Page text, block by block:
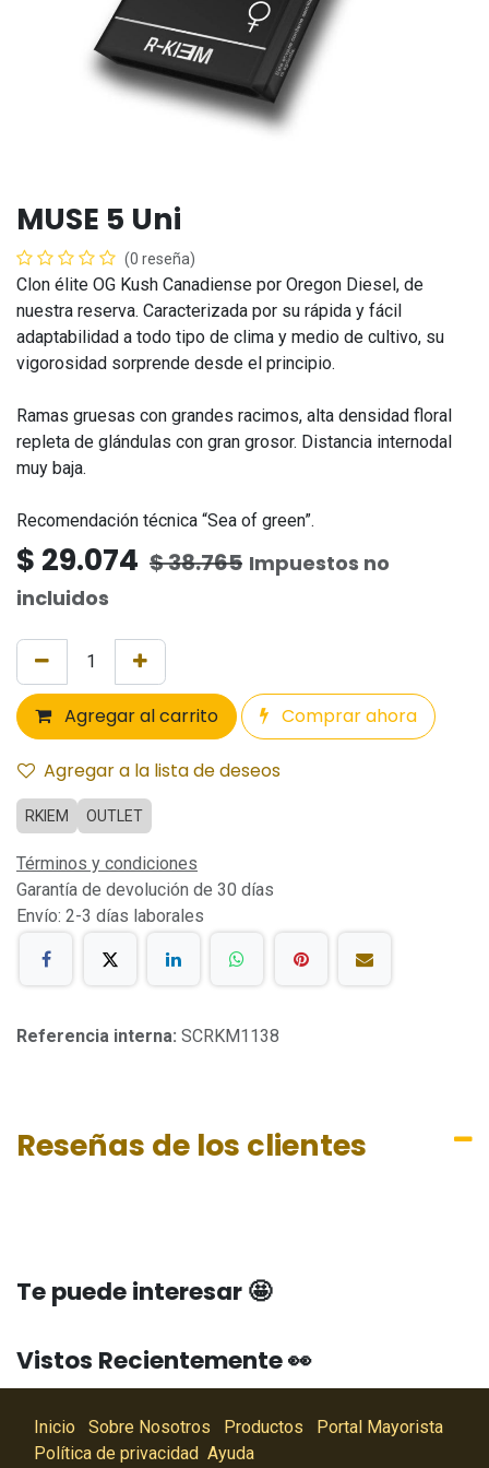
MUSE 5 Uni
(0 reseña)
Clon élite OG Kush Canadiense por Oregon Diesel, de
nuestra reserva. Caracterizada por su rápida y fácil
adaptabilidad a todo tipo de clima y medio de cultivo, su
vigorosidad sorprende desde el principio.
Ramas gruesas con grandes racimos, alta densidad floral
repleta de glándulas con gran grosor. Distancia internodal
muy baja.
Recomendación técnica “Sea of green”.
$ 29.074 $38.765 Impuestos no
incluidos
Agregar al carrito Comprar ahora
Agregar a la lista de deseos
RKIEM OUTLET
Términos y condiciones
Garantía de devolución de 30 días
Envío: 2-3 días laborales
Referencia interna: SCRKM1138
Reseñas de los clientes
Te puede interesar 🤩
Vistos Recientemente 👀
Inicio Sobre Nosotros Productos
Portal Mayorista
Política de privacidad Ayuda